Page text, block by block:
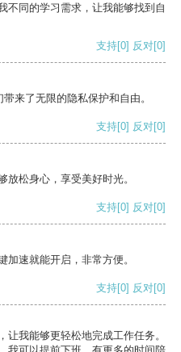
不同的学习需求，让我能够找到自
支持[0] 反对[0]
来了无限的隐私保护和自由。
支持[0] 反对[0]
放松身心，享受美好时光。
支持[0] 反对[0]
加速就能开启，非常方便。
支持[0] 反对[0]
我能够更轻松地完成工作任务。